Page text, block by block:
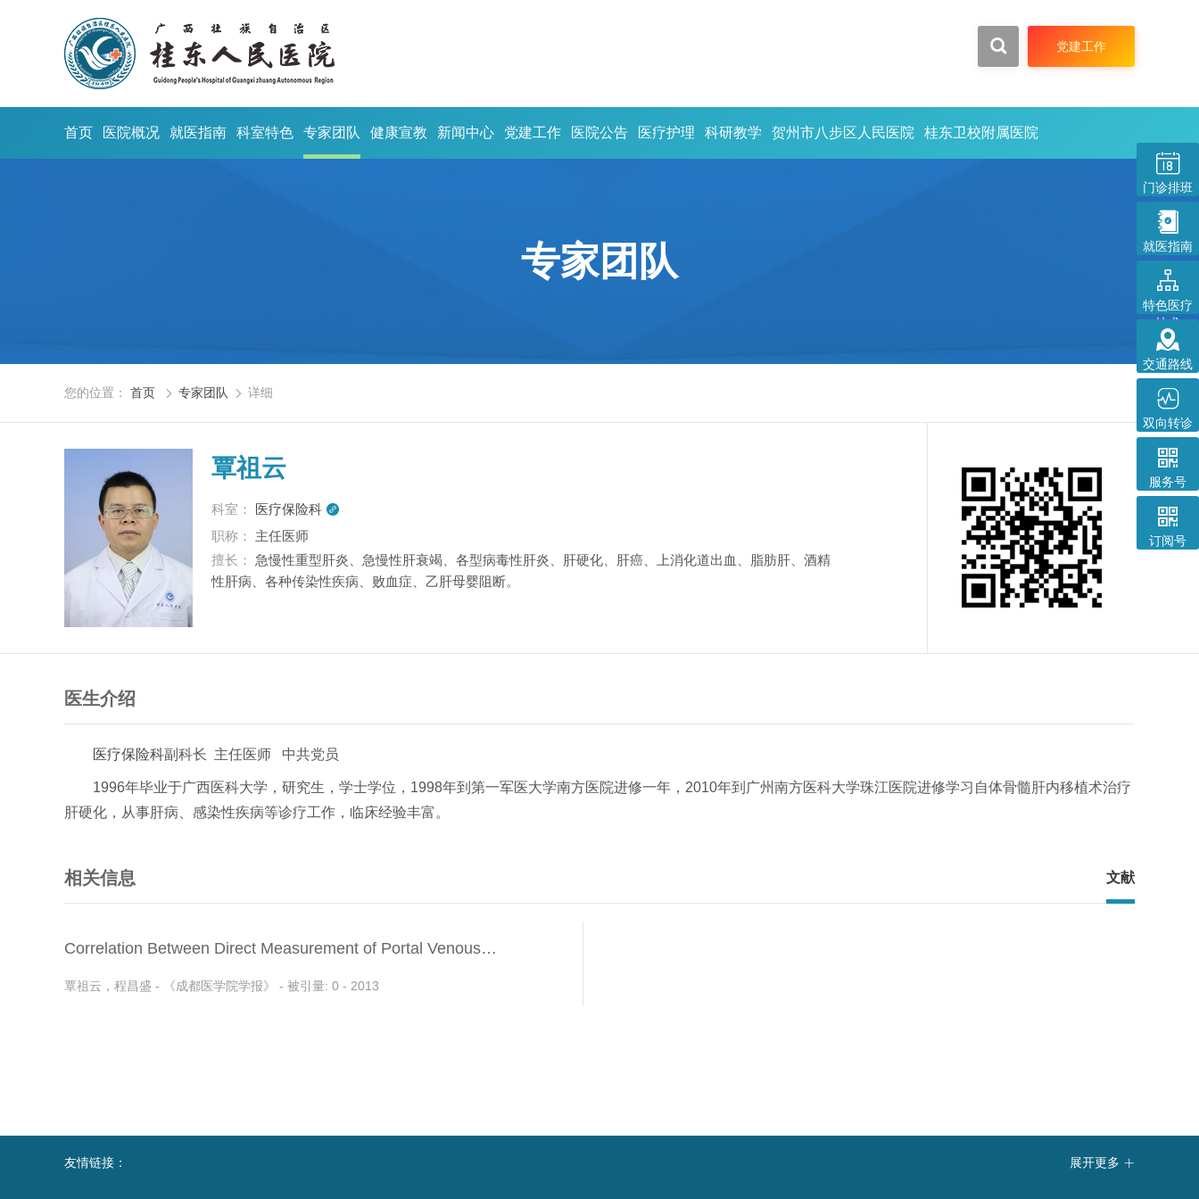
党建工作


首页 医院概况 就医指南 科室特色 专家团队 健康宣教 新闻中心 党建工作 医院公告 医疗护理 科研教学 贺州市八步区人民医院 桂东卫校附属医院
专家团队
您的位置： 首页  专家团队  详细
覃祖云
科室： 医疗保险科 
职称：
主任医师
擅长：
急慢性重型肝炎、急慢性肝衰竭、各型病毒性肝炎、肝硬化、肝癌、上消化道出血、脂肪肝、酒精
性肝病、各种传染性疾病、败血症、乙肝母婴阻断。
医生介绍
医疗保险科副科长 主任医师 中共党员
1996年毕业于广西医科大学，研究生，学士学位，1998年到第一军医大学南方医院进修一年，2010年到广州南方医科大学珠江医院进修学习自体骨髓肝内移植术治疗
肝硬化，从事肝病、感染性疾病等诊疗工作，临床经验丰富。
相关信息 文献
Correlation Between Direct Measurement of Portal Venous
Pressure and...
覃祖云，程昌盛 - 《成都医学院学报》 - 被引量: 0 - 2013
友情链接： 展开更多 

门诊排班

就医指南

特色医疗
技术

交通路线

双向转诊

服务号

订阅号